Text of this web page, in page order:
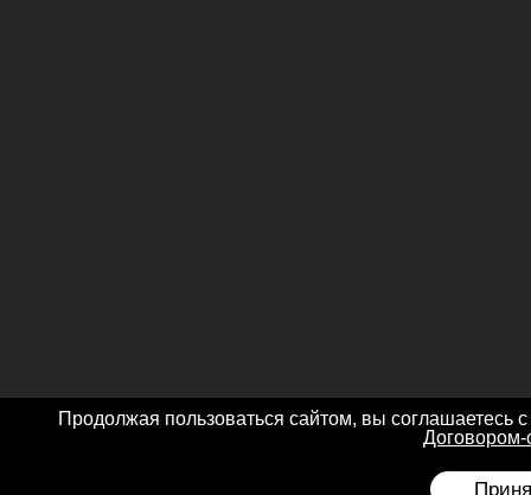
Продолжая пользоваться сайтом, вы соглашаетесь